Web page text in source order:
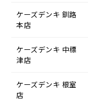
ケーズデンキ 釧路
本店
ケーズデンキ 中標
津店
ケーズデンキ 根室
店